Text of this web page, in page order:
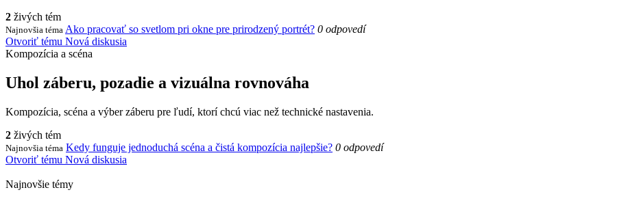
2 živých tém
Najnovšia téma Ako pracovať so svetlom pri okne pre prirodzený portrét? 0 odpovedí
Otvoriť tému Nová diskusia
Kompozícia a scéna
Uhol záberu, pozadie a vizuálna rovnováha
Kompozícia, scéna a výber záberu pre ľudí, ktorí chcú viac než technické nastavenia.
2 živých tém
Najnovšia téma Kedy funguje jednoduchá scéna a čistá kompozícia najlepšie? 0 odpovedí
Otvoriť tému Nová diskusia
Najnovšie témy